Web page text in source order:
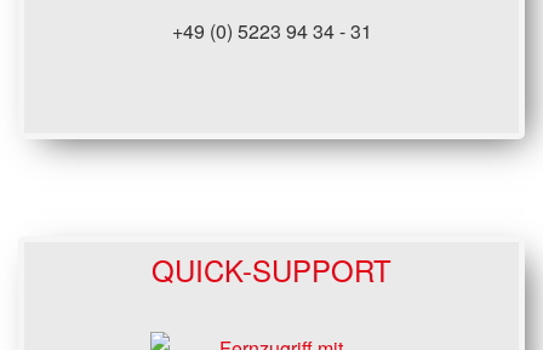
+49 (0) 5223 94 34 - 31
QUICK-SUPPORT